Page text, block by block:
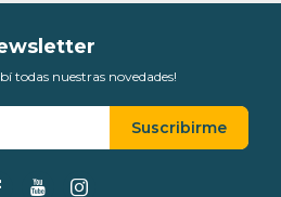
todas nuestras novedades!
Suscribirme
 